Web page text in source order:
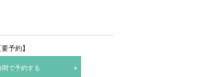
予約】
間で予約する